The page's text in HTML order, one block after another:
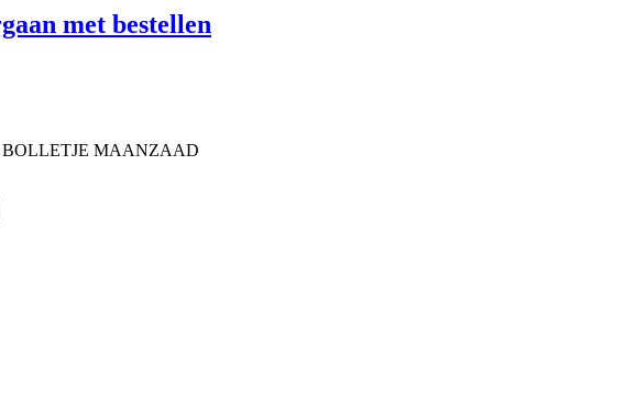
met bestellen
BOLLETJE MAANZAAD